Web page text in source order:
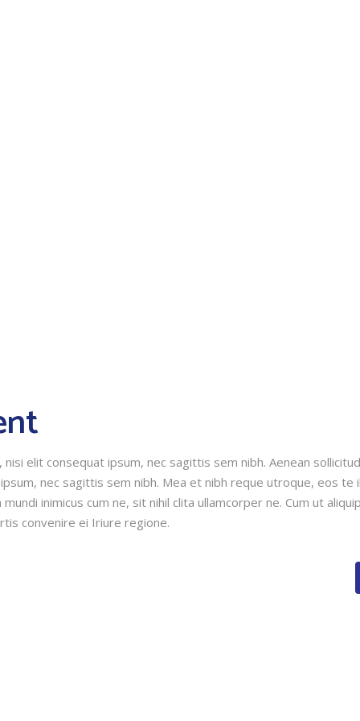
elit consequat ipsum, nec sagittis sem nibh. Aenean
nec sagittis sem nibh. Mea et nibh reque utroque, eos te
inimicus cum ne, sit nihil clita ullamcorper ne. Cum ut
convenire ei Iriure regione.